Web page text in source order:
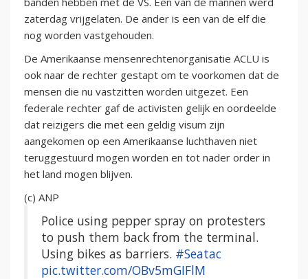
zaterdag vrijgelaten. De ander is een van de elf die
nog worden vastgehouden.
De Amerikaanse mensenrechtenorganisatie ACLU is
ook naar de rechter gestapt om te voorkomen dat de
mensen die nu vastzitten worden uitgezet. Een
federale rechter gaf de activisten gelijk en oordeelde
dat reizigers die met een geldig visum zijn
aangekomen op een Amerikaanse luchthaven niet
teruggestuurd mogen worden en tot nader order in
het land mogen blijven.
(c) ANP
Police using pepper spray on protesters
to push them back from the terminal.
Using bikes as barriers. #Seatac
pic.twitter.com/OBv5mGIFlM